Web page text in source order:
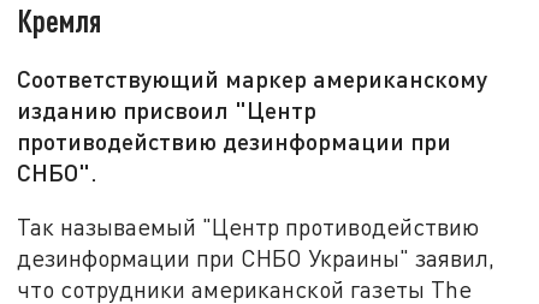
Кремля
Соответствующий маркер американскому
изданию присвоил "Центр
противодействию дезинформации при
СНБО".
Так называемый "Центр противодействию
дезинформации при СНБО Украины" заявил,
что сотрудники американской газеты The